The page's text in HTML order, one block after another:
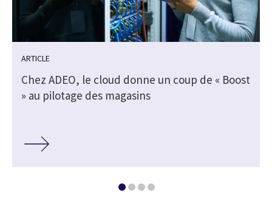
ARTICLE
Chez ADEO, le cloud donne un coup de « Boost
» au pilotage des magasins